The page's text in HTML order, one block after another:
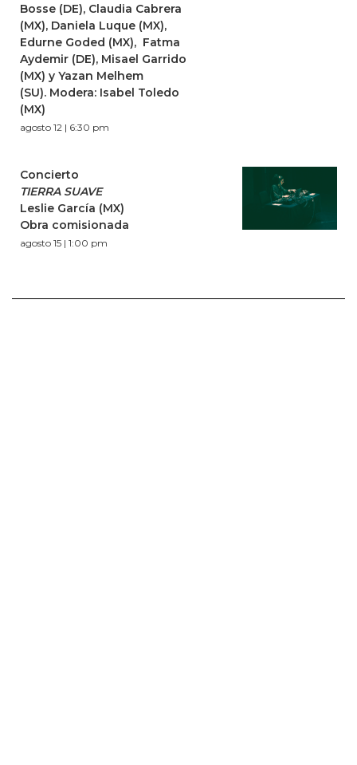
Bosse (DE), Claudia Cabrera
(MX), Daniela Luque (MX),
Edurne Goded (MX), Fatma
Aydemir (DE), Misael Garrido
(MX) y Yazan Melhem
(SU). Modera: Isabel Toledo
(MX)
agosto 12 | 6:30 pm
Concierto
TIERRA SUAVE
Leslie García (MX)
Obra comisionada
agosto 15 | 1:00 pm